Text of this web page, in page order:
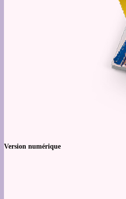
Version numérique